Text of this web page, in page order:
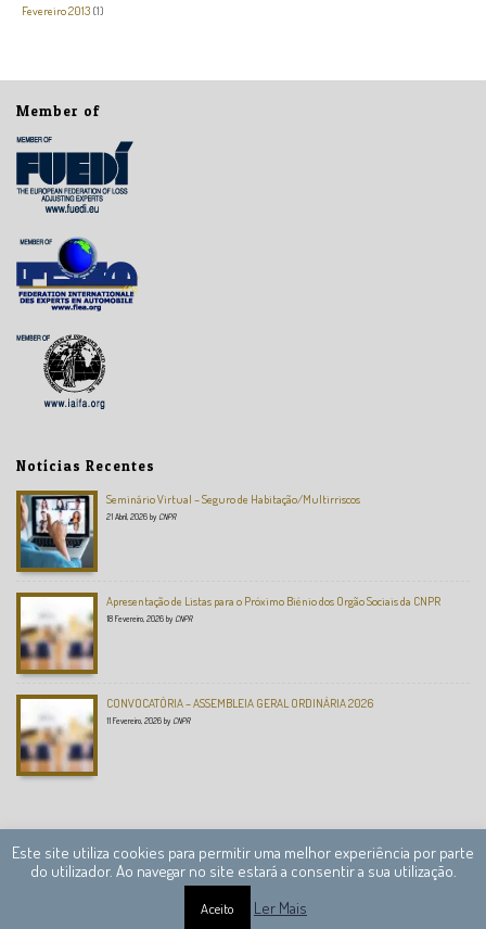
Fevereiro 2013 (1)
Member of
Notícias Recentes
Seminário Virtual – Seguro de Habitação/Multirriscos
21 Abril, 2026 by CNPR
Apresentação de Listas para o Próximo Biénio dos Orgão Sociais da CNPR
18 Fevereiro, 2026 by CNPR
CONVOCATÓRIA – ASSEMBLEIA GERAL ORDINÁRIA 2026
11 Fevereiro, 2026 by CNPR
Câmara Nacional de Peritos Reguladores © 2013 – 2020 Todos os direitos reservados.
Este site utiliza cookies para permitir uma melhor experiência por parte
do utilizador. Ao navegar no site estará a consentir a sua utilização.
Aceito Ler Mais